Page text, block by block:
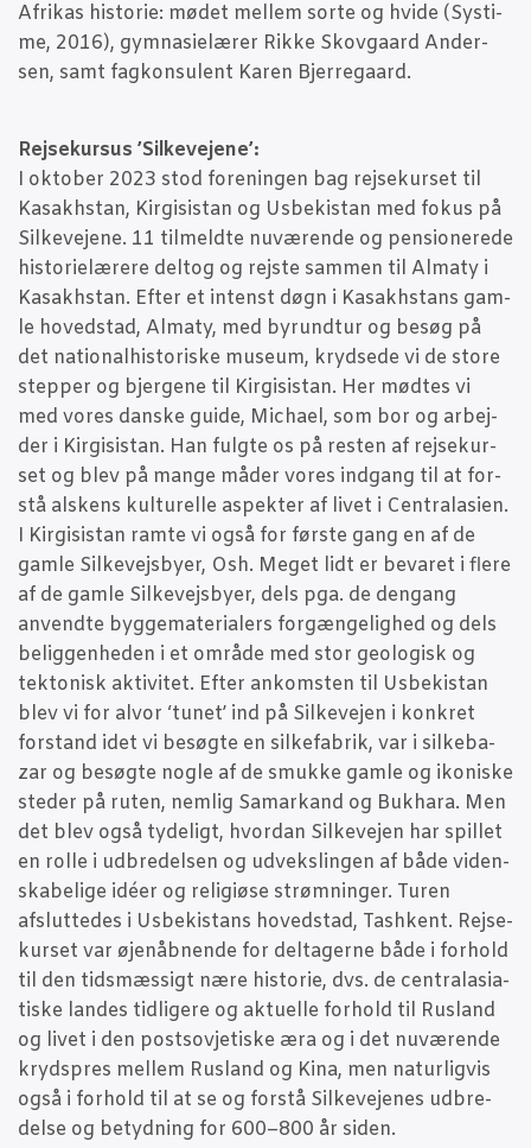
Afri­kas histo­rie: mødet mel­lem sor­te og hvi­de (Systi­
me, 2016), gym­na­si­e­læ­rer Rik­ke Sko­v­gaard Ander­
sen, samt fag­kon­su­lent Karen Bjerregaard.
Rej­se­kur­sus ’Sil­ke­ve­je­ne’:
I okto­ber 2023 stod for­e­nin­gen bag rej­se­kur­set til
Kasak­h­stan, Kir­gi­si­stan og Usbe­ki­stan med fokus på
Sil­ke­ve­je­ne. 11 til­meld­te nuvæ­ren­de og pen­sio­ne­re­de
histo­ri­e­læ­re­re delt­og og rej­ste sam­men til Almaty i
Kasak­h­stan. Efter et intenst døgn i Kasak­h­stans gam­
le hoved­stad, Almaty, med byrund­t­ur og besøg på
det natio­nal­hi­sto­ri­ske muse­um, kryd­se­de vi de sto­re
step­per og bjer­ge­ne til Kir­gi­si­stan. Her mød­tes vi
med vores dan­ske gui­de, Micha­el, som bor og arbej­
der i Kir­gi­si­stan. Han fulg­te os på resten af rej­se­kur­
set og blev på man­ge måder vores ind­gang til at for­
stå alskens kul­tu­rel­le aspek­ter af livet i Cen­tra­la­si­en.
I Kir­gi­si­stan ram­te vi også for før­ste gang en af de
gam­le Sil­ke­vejs­by­er, Osh. Meget lidt er beva­ret i fle­re
af de gam­le Sil­ke­vejs­by­er, dels pga. de den­gang
anvend­te byg­ge­ma­te­ri­a­lers for­gæn­ge­lig­hed og dels
belig­gen­he­den i et områ­de med stor geo­lo­gisk og
tek­to­nisk akti­vi­tet. Efter ankom­sten til Usbe­ki­stan
blev vi for alvor ‘tunet’ ind på Sil­ke­vej­en i kon­kret
for­stand idet vi besøg­te en sil­ke­fa­brik, var i sil­ke­ba­
zar og besøg­te nog­le af de smuk­ke gam­le og iko­ni­ske
ste­der på ruten, nem­lig Samar­kand og Buk­ha­ra. Men
det blev også tyde­ligt, hvor­dan Sil­ke­vej­en har spil­let
en rol­le i udbre­del­sen og udveks­lin­gen af både viden­
ska­be­li­ge idéer og reli­gi­øse strøm­nin­ger. Turen
afslut­te­des i Usbe­ki­stans hoved­stad, Tas­hkent. Rej­se­
kur­set var øjenåb­nen­de for del­ta­ger­ne både i for­hold
til den tids­mæs­sigt nære histo­rie, dvs. de cen­tra­la­si­a­
ti­ske lan­des tid­li­ge­re og aktu­el­le for­hold til Rusland
og livet i den postsov­je­ti­ske æra og i det nuvæ­ren­de
krydspres mel­lem Rusland og Kina, men natur­lig­vis
også i for­hold til at se og for­stå Sil­ke­ve­je­nes udbre­
del­se og betyd­ning for 600–800 år siden.